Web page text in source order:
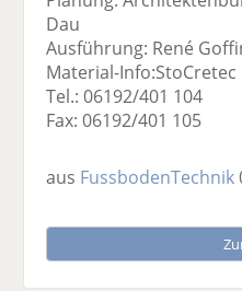
Dau
Ausführung: René
Material-Info:StoCretec
Tel.: 06192/401 104
Fax: 06192/401 105
aus FussbodenTechnik